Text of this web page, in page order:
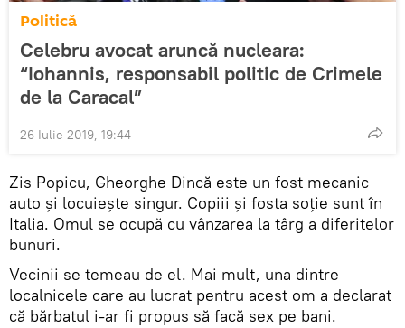
Politică
Celebru avocat aruncă nucleara:
“Iohannis, responsabil politic de Crimele
de la Caracal”
26 Iulie 2019, 19:44
Zis Popicu, Gheorghe Dincă este un fost mecanic
auto și locuiește singur. Copiii și fosta soție sunt în
Italia. Omul se ocupă cu vânzarea la târg a diferitelor
bunuri.
Vecinii se temeau de el. Mai mult, una dintre
localnicele care au lucrat pentru acest om a declarat
că bărbatul i-ar fi propus să facă sex pe bani.